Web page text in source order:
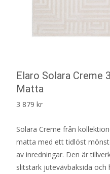
Elaro Solara Creme
Matta
3 879 kr
Solara Creme från
matta med ett tidlöst
av inredningar. Den är
slitstark jutevävbaksida